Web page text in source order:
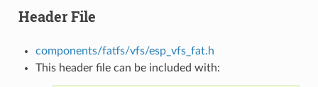
Header File
components/fatfs/vfs/esp_vfs_fat.h
This header file can be included with: